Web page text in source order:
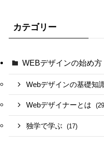
カテゴリー
WEBデザインの始め方
Webデザインの基礎知
Webデザイナーとは
独学で学ぶ (17)